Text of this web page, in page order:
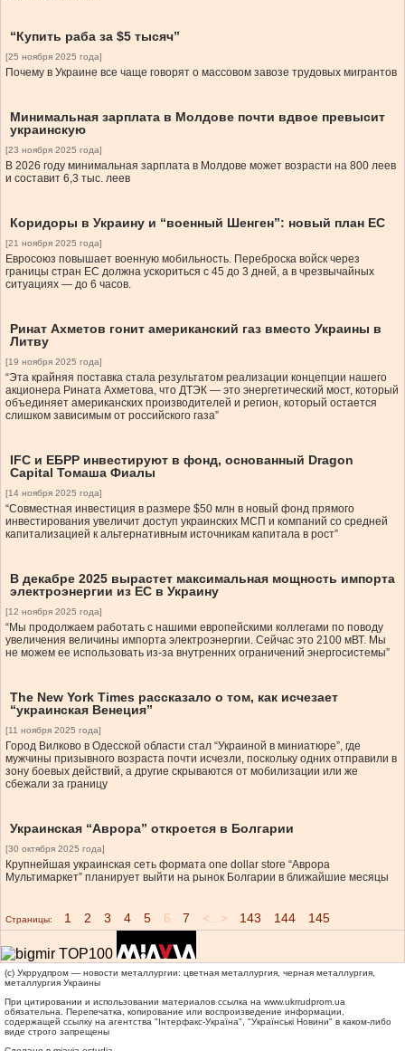
“Купить раба за $5 тысяч”
[25 ноября 2025 года]
Почему в Украине все чаще говорят о массовом завозе трудовых мигрантов
Минимальная зарплата в Молдове почти вдвое превысит
украинскую
[23 ноября 2025 года]
В 2026 году минимальная зарплата в Молдове может возрасти на 800 леев
и составит 6,3 тыс. леев
Коридоры в Украину и “военный Шенген”: новый план ЕС
[21 ноября 2025 года]
Евросоюз повышает военную мобильность. Переброска войск через
границы стран ЕС должна ускориться с 45 до 3 дней, а в чрезвычайных
ситуациях — до 6 часов.
Ринат Ахметов гонит американский газ вместо Украины в
Литву
[19 ноября 2025 года]
“Эта крайняя поставка стала результатом реализации концепции нашего
акционера Рината Ахметова, что ДТЭК — это энергетический мост, который
объединяет американских производителей и регион, который остается
слишком зависимым от российского газа”
IFC и ЕБРР инвестируют в фонд, основанный Dragon
Capital Томаша Фиалы
[14 ноября 2025 года]
“Совместная инвестиция в размере $50 млн в новый фонд прямого
инвестирования увеличит доступ украинских МСП и компаний со средней
капитализацией к альтернативным источникам капитала в рост”
В декабре 2025 вырастет максимальная мощность импорта
электроэнергии из ЕС в Украину
[12 ноября 2025 года]
“Мы продолжаем работать с нашими европейскими коллегами по поводу
увеличения величины импорта электроэнергии. Сейчас это 2100 мВТ. Мы
не можем ее использовать из-за внутренних ограничений энергосистемы”
The New York Times рассказало о том, как исчезает
“украинская Венеция”
[11 ноября 2025 года]
Город Вилково в Одесской области стал “Украиной в миниатюре”, где
мужчины призывного возраста почти исчезли, поскольку одних отправили в
зону боевых действий, а другие скрываются от мобилизации или же
сбежали за границу
Украинская “Аврора” откроется в Болгарии
[30 октября 2025 года]
Крупнейшая украинская сеть формата one dollar store “Аврора
Мультимаркет” планирует выйти на рынок Болгарии в ближайшие месяцы
Страницы: 1 2 3 4 5 6 7 <...> 143 144 145
(c) Укррудпром — новости металлургии: цветная металлургия, черная металлургия,
металлургия Украины
При цитировании и использовании материалов ссылка на www.ukrrudprom.ua
обязательна. Перепечатка, копирование или воспроизведение информации,
содержащей ссылку на агентства "Iнтерфакс-Україна", "Українськi Новини" в каком-либо
виде строго запрещены